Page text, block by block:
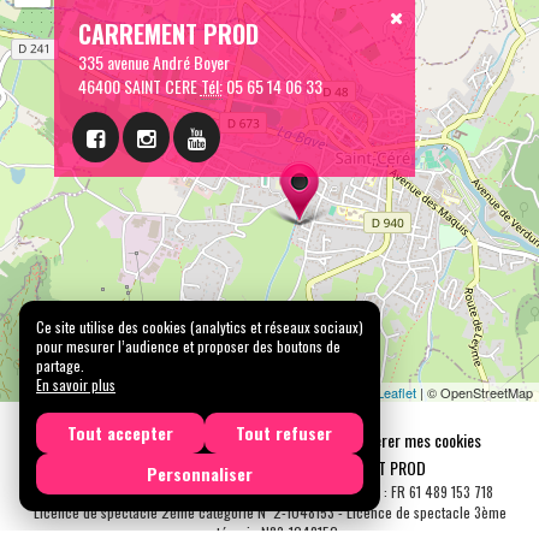
CARREMENT PROD
335 avenue André Boyer
46400 SAINT CERETél:05 65 14 06 33
Leaflet | © OpenStreetMap
Mentions légales Confidentialité
Gérer mes cookies
Tous droits réservés © 2026 |
CARREMENT PROD
N° SIRET : 489 153 718 00031 - APE : 9001 Z - N° TVA Int. : FR 61 489 153 718
Licence de spectacle 2ème catégorie N°2-1048153 - Licence de spectacle 3ème
catégorie N°3-1048152
Ce site utilise des cookies (analytics et réseaux sociaux)
pour mesurer l’audience et proposer des boutons de
partage.
En savoir plus
Tout accepter
Tout refuser
Personnaliser